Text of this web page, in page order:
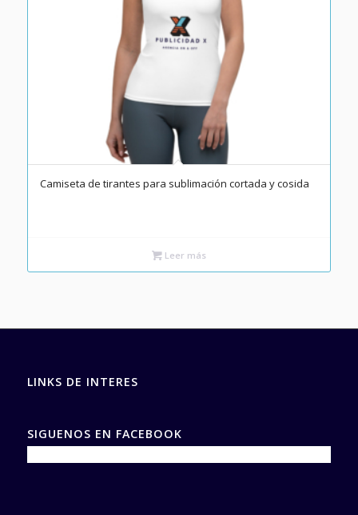
Camiseta de tirantes para sublimación cortada y cosida
Leer más
LINKS DE INTERES
SIGUENOS EN FACEBOOK